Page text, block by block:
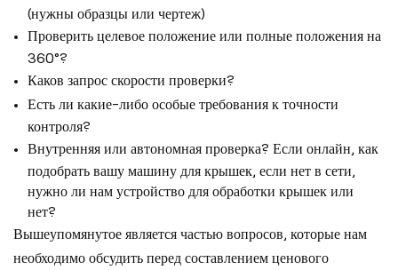
(нужны образцы или чертеж)
Проверить целевое положение или полные положения на
360°?
Каков запрос скорости проверки?
Есть ли какие-либо особые требования к точности
контроля?
Внутренняя или автономная проверка? Если онлайн, как
подобрать вашу машину для крышек, если нет в сети,
нужно ли нам устройство для обработки крышек или
нет?
Вышеупомянутое является частью вопросов, которые нам
необходимо обсудить перед составлением ценового